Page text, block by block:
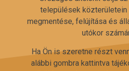
települések
megmentése, felújítása és
utókor
Ha Ön is szeretne részt
alábbi gombra kattintva